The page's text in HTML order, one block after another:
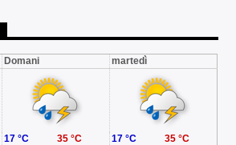
Domani martedì
17 °C 35 °C 17 °C 35 °C